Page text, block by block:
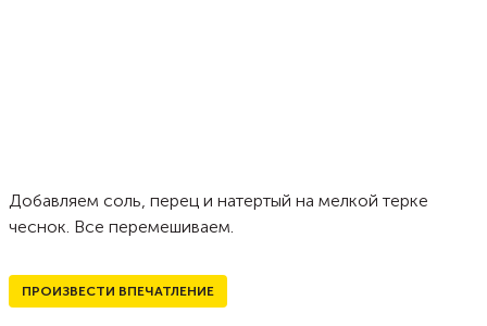
Добавляем соль, перец и натертый на мелкой терке
чеснок. Все перемешиваем.
ПРОИЗВЕСТИ ВПЕЧАТЛЕНИЕ